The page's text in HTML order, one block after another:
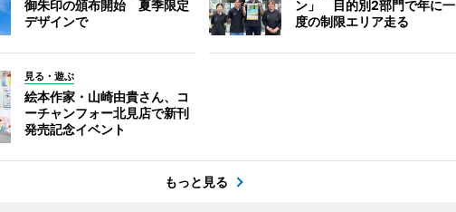
御朱印の頒布開始 夏季限定
デザインで
ン」 目的別2部門で年に一
度の制限エリア走る
見る・遊ぶ
絵本作家・山崎由貴さん、コ
ーチャンフォー北見店で新刊
発売記念イベント
もっと見る